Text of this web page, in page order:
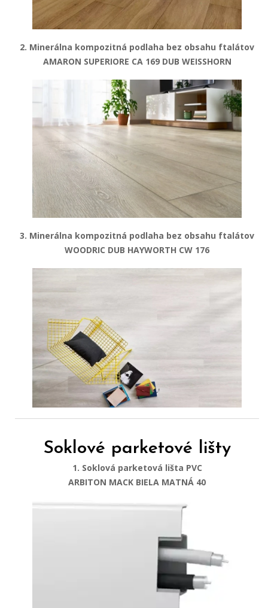
2. Minerálna kompozitná podlaha bez obsahu ftalátov
AMARON SUPERIORE CA 169 DUB WEISSHORN
3. Minerálna kompozitná podlaha bez obsahu ftalátov
WOODRIC DUB HAYWORTH CW 176
Soklové parketové lišty
1. Soklová parketová lišta PVC
ARBITON MACK BIELA MATNÁ 40